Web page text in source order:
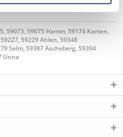
59073, 59075 Hamm, 59174 Kamen,
59229 Ahlen, 59348
Selm, 59387 Ascheberg, 59394
Unna